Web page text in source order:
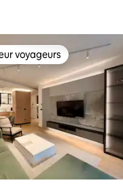
voyageurs
voyageurs